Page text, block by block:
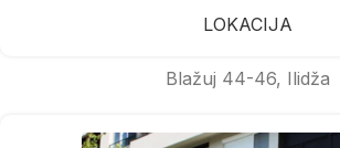
LOKACIJA
Blažuj 44-46, Ilidža